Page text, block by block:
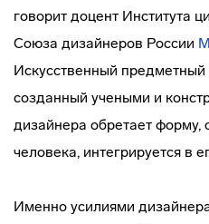
говорит доцент Института
Союза дизайнеров России
Искусственный
созданный учеными и
дизайнера обретает форму,
человека, интегрируется в
Именно усилиями